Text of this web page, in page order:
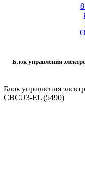
Блок управления
Блок управления
CBCU3-EL (5490)